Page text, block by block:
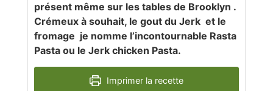
présent même sur les tables de Brooklyn .
Crémeux à souhait, le gout du Jerk et le
fromage je nomme l’incontournable Rasta
Pasta ou le Jerk chicken Pasta.
Imprimer la recette